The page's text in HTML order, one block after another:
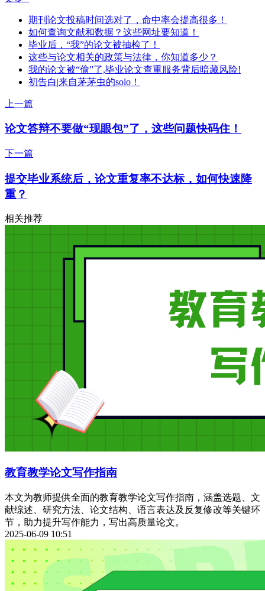
期刊论文投稿时间选对了，命中率会提高很多！
如何查询文献和数据？这些网址要知道！
毕业后，“我”的论文被抽检了！
这些与论文相关的政策与法律，你知道多少？
我的论文被“偷”了,毕业论文查重服务背后暗藏风险!
初告白|来自茅茅虫的solo！
上一篇
论文答辩不要做“现眼包”了，这些问题快码住！
下一篇
提交毕业系统后，论文重复率不达标，如何快速降
重？
相关推荐
教育教学论文写作指南
本文为教师提供全面的教育教学论文写作指南，涵盖选题、文
献综述、研究方法、论文结构、语言表达及反复修改等关键环
节，助力提升写作能力，写出高质量论文。
2025-06-09 10:51